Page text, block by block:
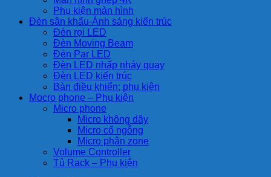
Phụ kiện màn hình
Đèn sân khấu-Ánh sáng kiến trúc
Đèn rọi LED
Đèn Moving Beam
Đèn Par LED
Đèn LED nhấp nháy quay
Đèn LED kiến trúc
Bàn điều khiển; phụ kiện
Mocro phone – Phụ kiện
Micro phone
Micro không dây
Micro cổ ngỗng
Micro phân zone
Volume Controller
Tủ Rack – Phụ kiện